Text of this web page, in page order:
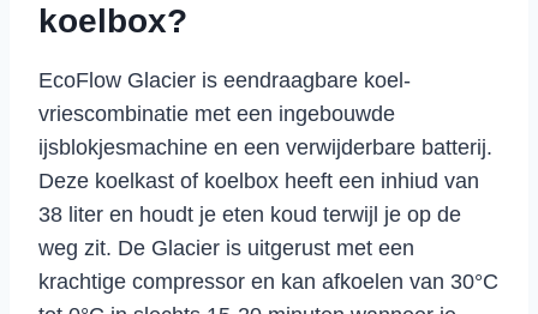
koelbox?
EcoFlow Glacier is eendraagbare koel-
vriescombinatie met een ingebouwde
ijsblokjesmachine en een verwijderbare batterij.
Deze koelkast of koelbox heeft een inhiud van
38 liter en houdt je eten koud terwijl je op de
weg zit. De Glacier is uitgerust met een
krachtige compressor en kan afkoelen van 30°C